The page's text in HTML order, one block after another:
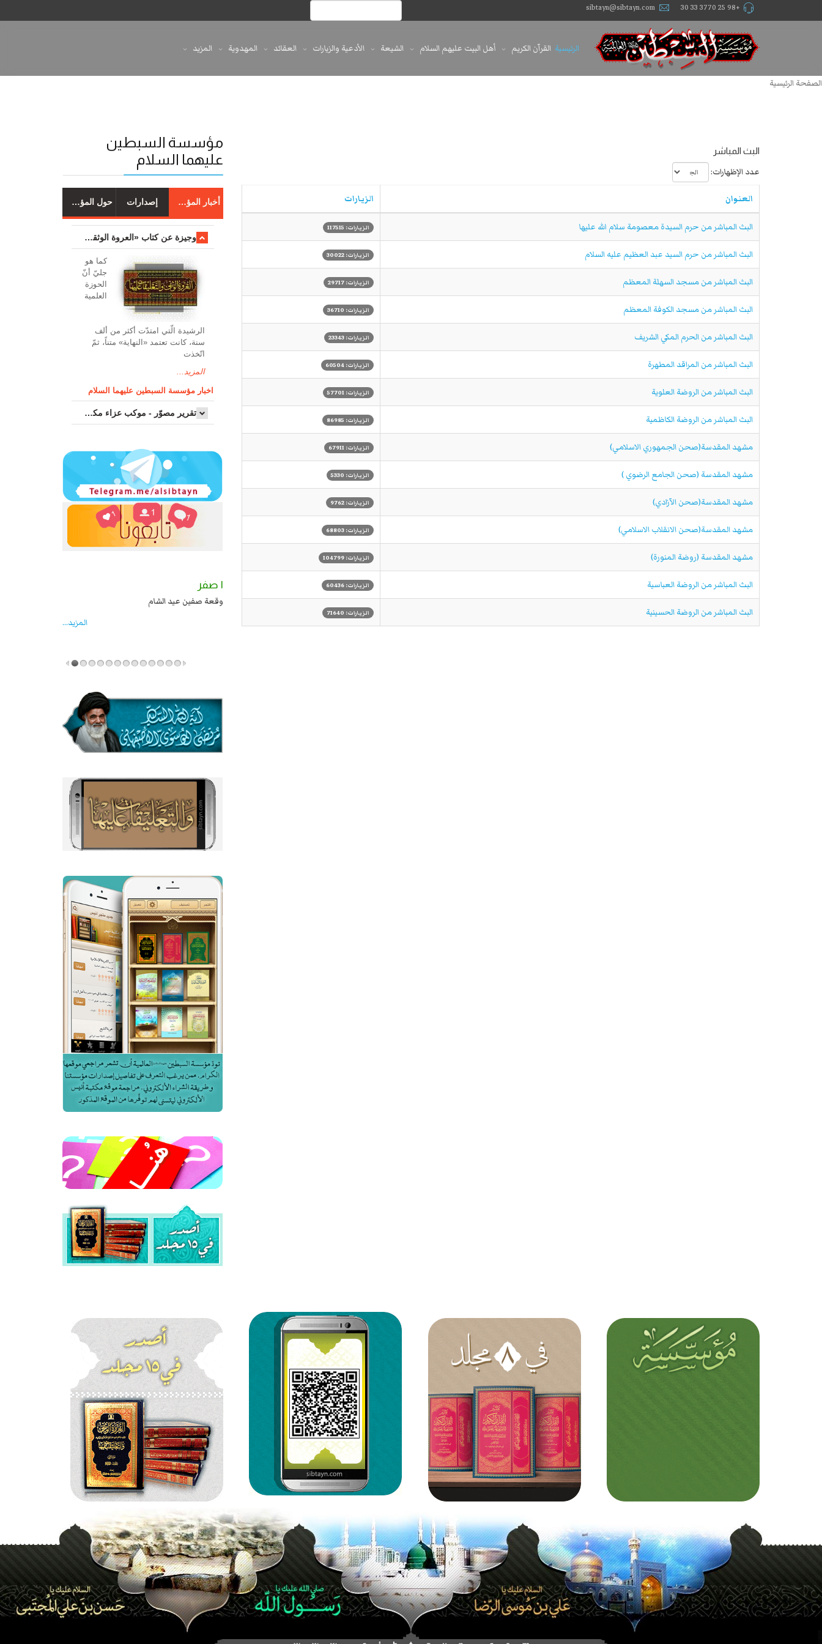
+98 25 3770 33 30
sibtayn@sibtayn.com
الرئيسية القرآن الكريم أهل البيت عليهم السلام الشيعة الأدعية والزيارات العقائد المهدوية المزيد
الصفحة الرئيسية
البث المباشر
عدد الإظهارات:
العنوان الزيارات
البث المباشر من حرم السيدة معصومة سلام الله عليها الزيارات: 117515
البث المباشر من حرم السيد عبد العظيم علیه السلام الزيارات: 30022
البث المباشر من مسجد السهلة المعظم الزيارات: 29717
البث المباشر من مسجد الكوفة المعظم الزيارات: 36710
البث المباشر من الحرم المكي الشريف الزيارات: 23343
البث المباشر من المراقد المطهرة الزيارات: 60504
البث المباشر من الروضة العلوية الزيارات: 57701
البث المباشر من الروضة الكاظمية الزيارات: 86985
مشهد المقدسة(صحن الجمهوري الاسلامي) الزيارات: 67911
مشهد المقدسة (صحن الجامع الرضوي ) الزيارات: 5330
مشهد المقدسة(صحن الآزادي) الزيارات: 9762
مشهد المقدسة(صحن الانقلاب الاسلامي) الزيارات: 68803
مشهد المقدسة (روضة المنورة) الزيارات: 104799
البث المباشر من الروضة العباسية الزيارات: 60436
البث المباشر من الروضة الحسينية الزيارات: 71640
مؤسسة السبطين
عليهما السلام
أخبار المؤسسة إصدارات حول المؤسسة
وجیزة عن کتاب «العروة الوثقی والتعلیقات علیها»
کما هو
جليّ أنّ
الحوزة
العلمیة
الرشیدة الّتي امتدّت أكثر من ألف
سنة، كانت تعتمد «النهاية» متناً، ثمّ
اتّخذت
المزيد...
اخبار مؤسسة السبطين عليهما السلام
تقرير مصوّر - موكب عزاء مکتب سماحة اية الله السيد مرتضى الموسوي الاصفهاني في يوم إستشهاد السيدة فاطم...
السبايا عند يزيد شهادة زيد بن علي بن الحسين